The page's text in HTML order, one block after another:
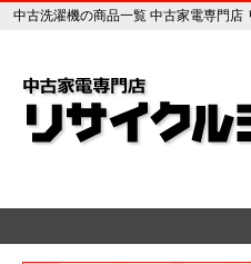
中古洗濯機の商品一覧 中古家電専門店